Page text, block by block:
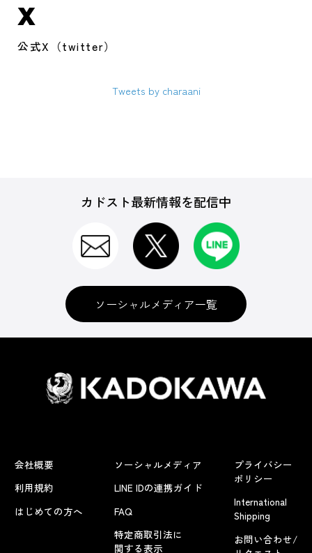
X
公式X（twitter）
Tweets by charaani
カドスト最新情報を配信中
ソーシャルメディア一覧
会社概要
利用規約
はじめての方へ
ソーシャルメディア
LINE IDの連携ガイド
FAQ
特定商取引法に
関する表示
プライバシー
ポリシー
International
Shipping
お問い合わせ/